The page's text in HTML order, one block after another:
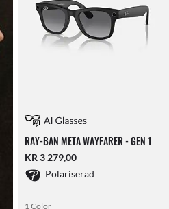
RAY-BAN META WAYFARER - GEN 1
KR 3 279,00
Polariserad
1 Color